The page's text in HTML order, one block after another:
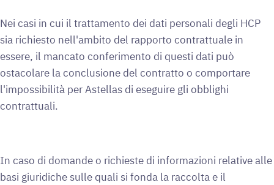
Nei casi in cui il trattamento dei dati personali degli HCP
sia richiesto nell'ambito del rapporto contrattuale in
essere, il mancato conferimento di questi dati può
ostacolare la conclusione del contratto o comportare
l'impossibilità per Astellas di eseguire gli obblighi
contrattuali.
In caso di domande o richieste di informazioni relative alle
basi giuridiche sulle quali si fonda la raccolta e il